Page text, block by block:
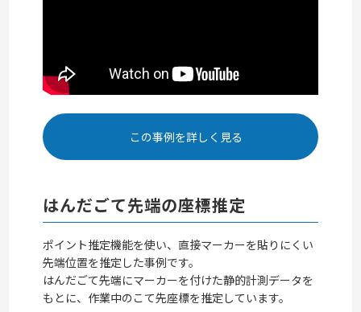
この事例を詳しく見る
はんだごて先端の座標推定
ポイント推定機能を使い、直接マーカーを貼りにくい
先端位置を推定した事例です。
はんだごて先端にマーカーを付けた静的計測データを
もとに、作業中のこて先座標を推定しています。